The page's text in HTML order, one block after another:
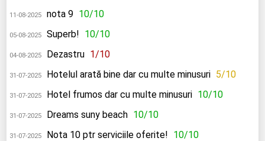
11-08-2025 nota 9 10/10
05-08-2025 Superb! 10/10
04-08-2025 Dezastru 1/10
31-07-2025 Hotelul arată bine dar cu multe minusuri 5/10
31-07-2025 Hotel frumos dar cu multe minusuri 10/10
31-07-2025 Dreams suny beach 10/10
31-07-2025 Nota 10 ptr serviciile oferite! 10/10